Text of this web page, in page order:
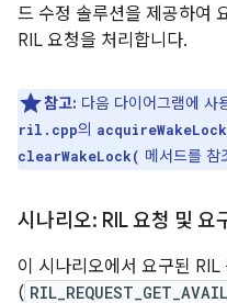
드 수정 솔루션을 제공하여
RIL 요청을 처리합니다.
참고: 다음 다이어그램에 사
ril.cpp의
clearWakeLock( 메서드를 참
시나리오: RIL 요청 및 요
이 시나리오에서 요구된 RIL
(